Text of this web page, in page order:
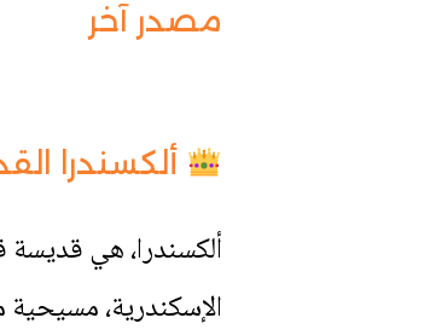
مصدر آخر
ألكسندرا
ألكسندرا، هي
الإسكندرية، مسيحية